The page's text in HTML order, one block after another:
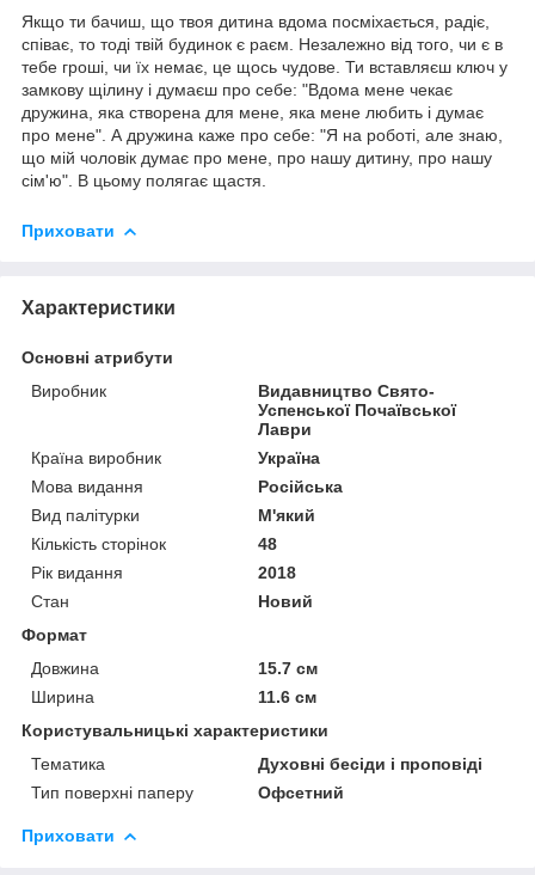
Якщо ти бачиш, що твоя дитина вдома посміхається, радіє,
співає, то тоді твій будинок є раєм. Незалежно від того, чи є в
тебе гроші, чи їх немає, це щось чудове. Ти вставляєш ключ у
замкову щілину і думаєш про себе: "Вдома мене чекає
дружина, яка створена для мене, яка мене любить і думає
про мене". А дружина каже про себе: "Я на роботі, але знаю,
що мій чоловік думає про мене, про нашу дитину, про нашу
сім'ю". В цьому полягає щастя.
Приховати
Характеристики
Основні атрибути
Виробник
Видавництво Свято-
Успенської Почаївської
Лаври
Країна виробник
Україна
Мова видання
Російська
Вид палітурки
М'який
Кількість сторінок
48
Рік видання
2018
Стан
Новий
Формат
Довжина
15.7 см
Ширина
11.6 см
Користувальницькі характеристики
Тематика
Духовні бесіди і проповіді
Тип поверхні паперу
Офсетний
Приховати